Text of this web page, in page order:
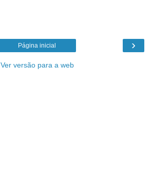
›
Página inicial
Ver versão para a web